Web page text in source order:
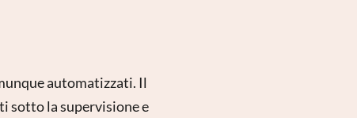
automatizzati. Il
sotto la supervisione e